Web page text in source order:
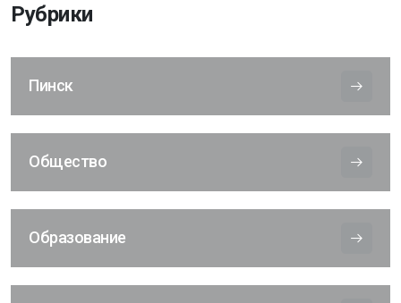
Рубрики
Пинск
Общество
Образование